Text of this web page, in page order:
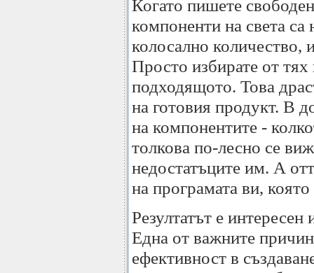
Когато пишете
компоненти на света са
колосално количество,
Просто избирате от
подходящото. Това
на готовия продукт. В
на компонентите -
толкова по-лесно се
недостатъците им. А
на програмата ви, която
Резултатът е интересен
Една от важните
ефективност в